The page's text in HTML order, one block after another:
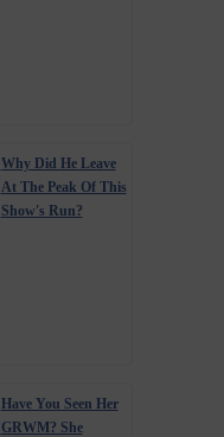
Why Did He Leave
At The Peak Of This
Show's Run?
Have You Seen Her
GRWM? She